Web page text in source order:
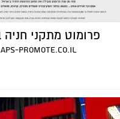
פרומוט מתקני
aps-promote.co.il